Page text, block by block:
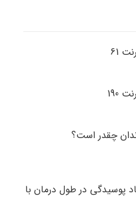
61
چقدر است؟
پوسیدگی در طول درمان با